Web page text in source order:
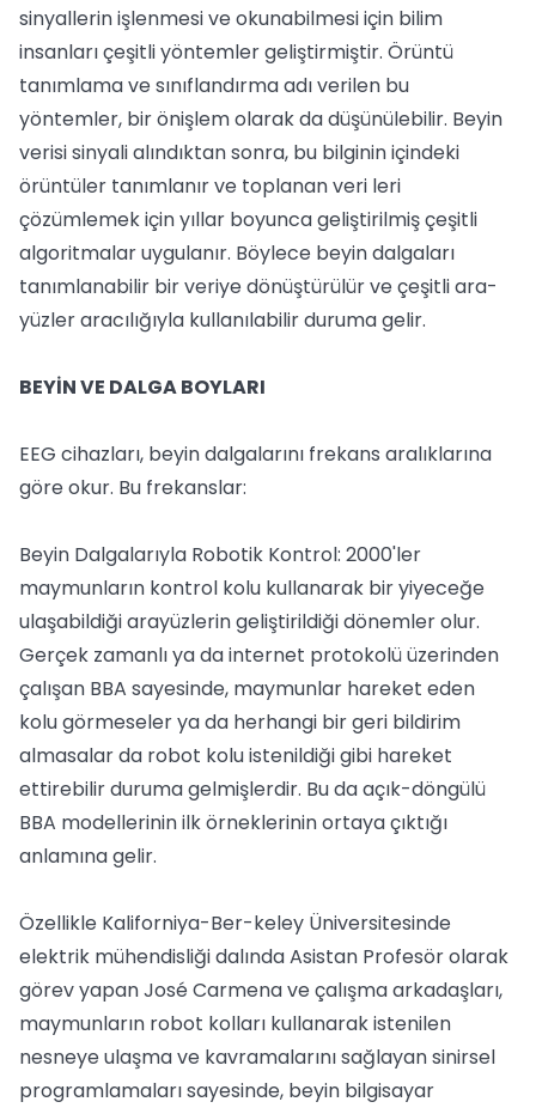
sinyallerin işlenmesi ve okunabilmesi için bilim
insanları çeşitli yöntemler geliştirmiştir. Örüntü
tanımlama ve sınıflandırma adı verilen bu
yöntemler, bir önişlem olarak da düşünülebilir. Beyin
verisi sinyali alındıktan sonra, bu bilginin içindeki
örüntüler tanımlanır ve toplanan veri leri
çözümlemek için yıllar boyunca geliştirilmiş çeşitli
algoritmalar uygulanır. Böylece beyin dalgaları
tanımlanabilir bir veriye dönüştürülür ve çeşitli ara-
yüzler aracılığıyla kullanılabilir duruma gelir.
BEYİN VE DALGA BOYLARI
EEG cihazları, beyin dalgalarını frekans aralıklarına
göre okur. Bu frekanslar:
Beyin Dalgalarıyla Robotik Kontrol: 2000'ler
maymunların kontrol kolu kullanarak bir yiyeceğe
ulaşabildiği arayüzlerin geliştirildiği dönemler olur.
Gerçek zamanlı ya da internet protokolü üzerinden
çalışan BBA sayesinde, maymunlar hareket eden
kolu görmeseler ya da herhangi bir geri bildirim
almasalar da robot kolu istenildiği gibi hareket
ettirebilir duruma gelmişlerdir. Bu da açık-döngülü
BBA modellerinin ilk örneklerinin ortaya çıktığı
anlamına gelir.
Özellikle Kaliforniya-Ber-keley Üniversitesinde
elektrik mühendisliği dalında Asistan Profesör olarak
görev yapan José Carmena ve çalışma arkadaşları,
maymunların robot kolları kullanarak istenilen
nesneye ulaşma ve kavramalarını sağlayan sinirsel
programlamaları sayesinde, beyin bilgisayar